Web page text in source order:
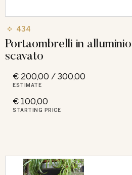
434
Portaombrelli in
scavato
€ 200,00 / 300,00
ESTIMATE
€ 100,00
STARTING PRICE